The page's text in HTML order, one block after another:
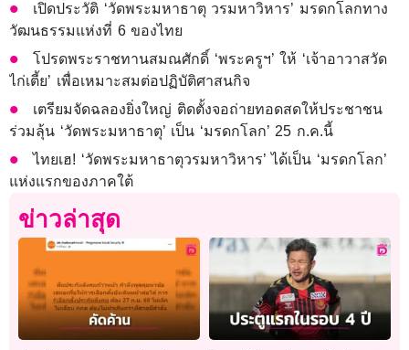
เปิดประวัติ ‘วัดพระมหาธาตุ วรมหาวิหาร’ มรดกโลกทาง
วัฒนธรรมแห่งที่ 6 ของไทย
โปรดพระราชทานสมณศักดิ์ ‘พระครูฯ’ ให้ ‘เจ้าอาวาสวัด
ไก่เตี้ย’ เพื่อเหมาะสมต่อปฏิบัติศาสนกิจ
เตรียมจัดฉลองยิ่งใหญ่ ติดตั้งจอถ่ายทอดสดให้ประชาชน
ร่วมลุ้น ‘วัดพระมหาธาตุ’ เป็น ‘มรดกโลก’ 25 ก.ค.นี้
ไทยเฮ! ‘วัดพระมหาธาตุวรมหาวิหาร’ ได้เป็น ‘มรดกโลก’
แห่งแรกของภาคใต้
ข่าวล่าสุด